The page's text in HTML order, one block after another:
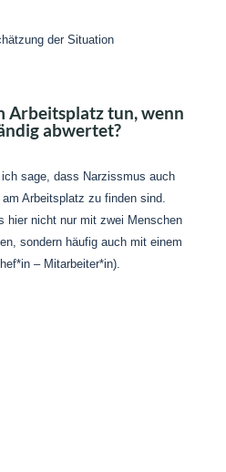
der Situation
Arbeitsplatz tun, wenn
abwertet?
sage, dass Narzissmus auch
Arbeitsplatz zu finden sind.
hier nicht nur mit zwei Menschen
sondern häufig auch mit einem
– Mitarbeiter*in).